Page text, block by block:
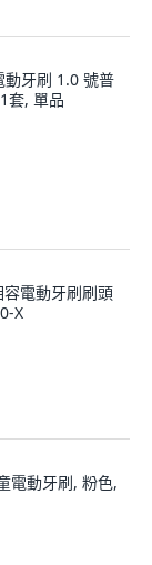
動牙刷 1.0 號普
套, 單品
電動牙刷刷頭
X
電動牙刷, 粉色,